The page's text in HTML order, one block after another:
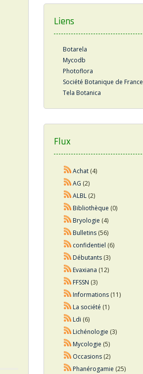
Liens
Botarela
Mycodb
Photoflora
Société Botanique de France
Tela Botanica
Flux
Achat (4)
AG (2)
ALBL (2)
Bibliothèque (0)
Bryologie (4)
Bulletins (56)
confidentiel (6)
Débutants (3)
Evaxiana (12)
FFSSN (3)
Informations (11)
La société (1)
Ldi (6)
Lichénologie (3)
Mycologie (5)
Occasions (2)
Phanérogamie (25)